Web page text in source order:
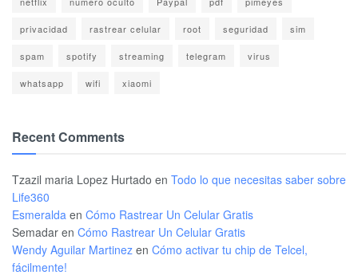
privacidad rastrear celular root seguridad sim
spam spotify streaming telegram virus
whatsapp wifi xiaomi
Recent Comments
Tzazil maria Lopez Hurtado en Todo lo que necesitas saber sobre
Life360
Esmeralda en Cómo Rastrear Un Celular Gratis
Semadar en Cómo Rastrear Un Celular Gratis
Wendy Aguilar Martinez en Cómo activar tu chip de Telcel,
fácilmente!